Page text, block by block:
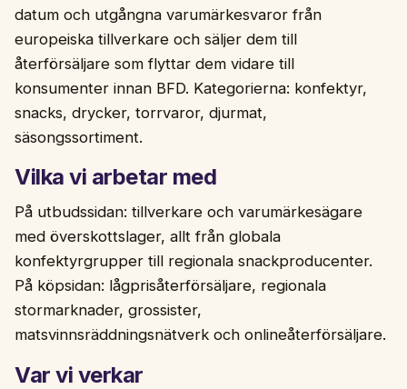
datum och utgångna varumärkesvaror från
europeiska tillverkare och säljer dem till
återförsäljare som flyttar dem vidare till
konsumenter innan BFD. Kategorierna: konfektyr,
snacks, drycker, torrvaror, djurmat,
säsongssortiment.
Vilka vi arbetar med
På utbudssidan: tillverkare och varumärkesägare
med överskottslager, allt från globala
konfektyrgrupper till regionala snackproducenter.
På köpsidan: lågprisåterförsäljare, regionala
stormarknader, grossister,
matsvinnsräddningsnätverk och onlineåterförsäljare.
Var vi verkar